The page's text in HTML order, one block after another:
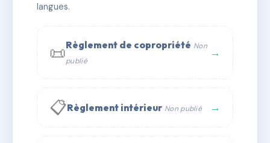
📞 Contacter Syndic Digital
langues.
📜Règlement de copropriété Non
publié
→
📋Règlement intérieur Non publié →